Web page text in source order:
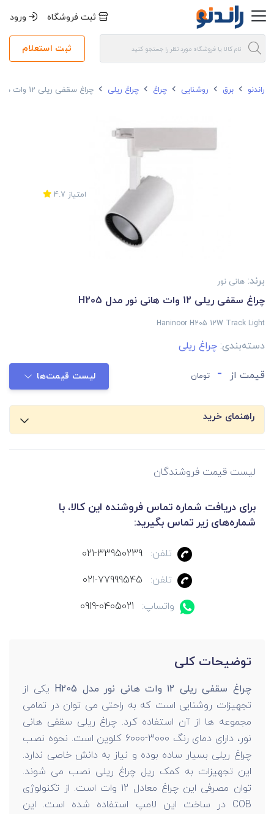
ثبت فروشگاه ورود
ثبت استعلام
راندنو برق روشنایی چراغ چراغ ریلی چراغ سقفی ریلی 12 وات هانی نور مدل H205
امتیاز 4.7
برند: هانی نور
چراغ سقفی ریلی 12 وات هانی نور مدل H205
Haninoor H205 12W Track Light
دسته‌بندی: چراغ ریلی
قیمت از - تومان لیست قیمت‌ها
راهنمای خرید
لیست قیمت فروشندگان
برای دریافت شماره تماس فروشنده این کالا، با
شماره‌های زیر تماس بگیرید:
تلفن:
021-33950239
تلفن:
021-77999545
واتساپ:
0919-0405021
توضیحات کلی
چراغ سقفی ریلی 12 وات هانی نور مدل H205
یکی از
تجهیزات روشنایی است که به راحتی می توان در تمامی
مجموعه ها از آن استفاده کرد. چراغ ریلی سقفی هانی
نور، دارای دمای رنگ 3000-6000 کلوین
است. نحوه نصب
چراغ ریلی بسیار ساده بوده و نیاز به دانش خاصی ندارد.
این تجهیزات به کمک ریل چراغ ریلی نصب می شوند.
توان مصرفی این چراغ معادل 12 وات است. از تکنولوژی
COB در ساخت این لامپ استفاده شده است. این